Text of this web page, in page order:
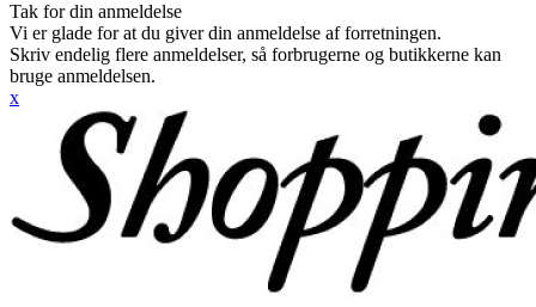
Tak for din anmeldelse
Vi er glade for at du giver din anmeldelse af forretningen.
Skriv endelig flere anmeldelser, så forbrugerne og butikkerne kan
bruge anmeldelsen.
x